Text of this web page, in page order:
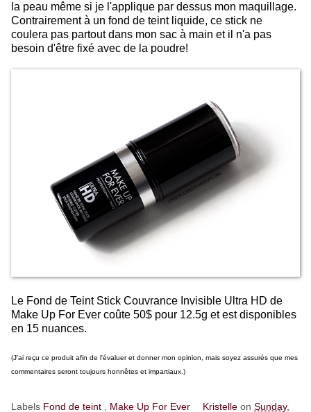
la peau même si je l'applique par dessus mon maquillage.
Contrairement à un fond de teint liquide, ce stick ne
coulera pas partout dans mon sac à main et il n'a pas
besoin d'être fixé avec de la poudre!
Le Fond de Teint Stick Couvrance Invisible Ultra HD de
Make Up For Ever coûte 50$ pour 12.5g et est disponibles
en 15 nuances.
(J'ai reçu ce produit afin de l'évaluer et donner mon opinion, mais soyez assurés que mes
commentaires seront toujours honnêtes et impartiaux.)
Labels Fond de teint Make Up For Ever Kristelle onSunday,